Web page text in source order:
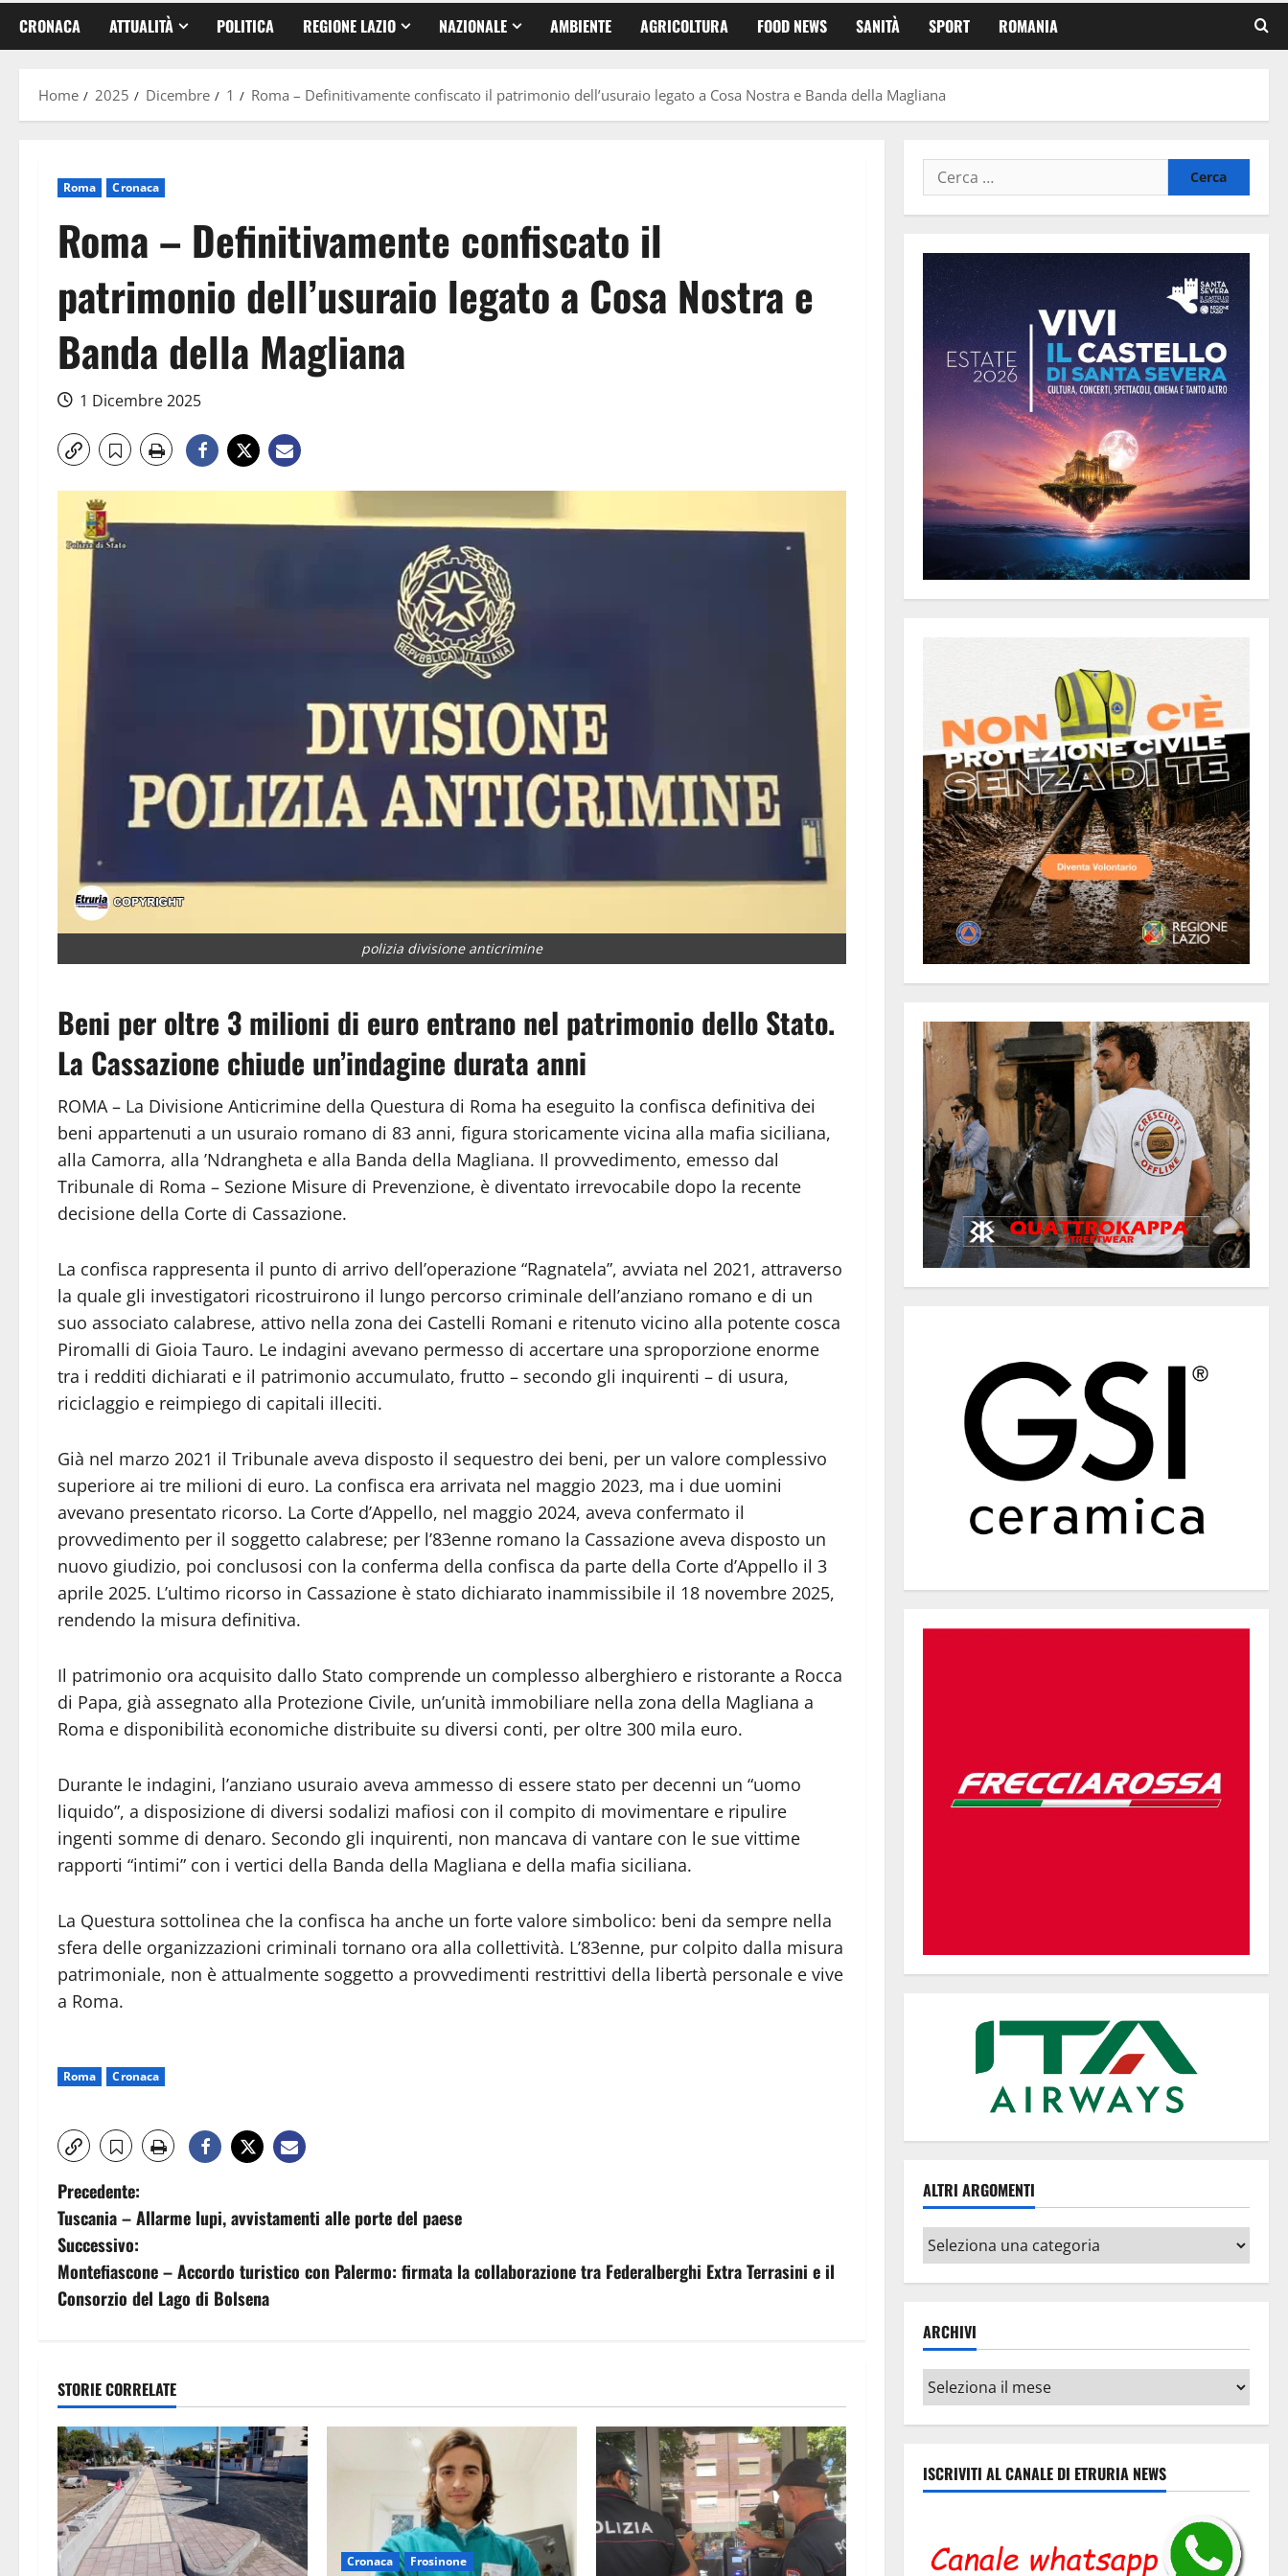
CRONACA ATTUALITÀ POLITICA REGIONE LAZIO NAZIONALE AMBIENTE AGRICOLTURA FOOD NEWS SANITÀ SPORT ROMANIA
Home 2025 Dicembre 1 Roma – Definitivamente confiscato il patrimonio dell’usuraio legato a Cosa Nostra e Banda della Magliana
Roma Cronaca
Roma – Definitivamente confiscato il
patrimonio dell’usuraio legato a Cosa Nostra e
Banda della Magliana
1 Dicembre 2025
polizia divisione anticrimine
Beni per oltre 3 milioni di euro entrano nel patrimonio dello Stato.
La Cassazione chiude un’indagine durata anni
ROMA – La Divisione Anticrimine della Questura di Roma ha eseguito la confisca definitiva dei
beni appartenuti a un usuraio romano di 83 anni, figura storicamente vicina alla mafia siciliana,
alla Camorra, alla ’Ndrangheta e alla Banda della Magliana. Il provvedimento, emesso dal
Tribunale di Roma – Sezione Misure di Prevenzione, è diventato irrevocabile dopo la recente
decisione della Corte di Cassazione.
La confisca rappresenta il punto di arrivo dell’operazione “Ragnatela”, avviata nel 2021, attraverso
la quale gli investigatori ricostruirono il lungo percorso criminale dell’anziano romano e di un
suo associato calabrese, attivo nella zona dei Castelli Romani e ritenuto vicino alla potente cosca
Piromalli di Gioia Tauro. Le indagini avevano permesso di accertare una sproporzione enorme
tra i redditi dichiarati e il patrimonio accumulato, frutto – secondo gli inquirenti – di usura,
riciclaggio e reimpiego di capitali illeciti.
Già nel marzo 2021 il Tribunale aveva disposto il sequestro dei beni, per un valore complessivo
superiore ai tre milioni di euro. La confisca era arrivata nel maggio 2023, ma i due uomini
avevano presentato ricorso. La Corte d’Appello, nel maggio 2024, aveva confermato il
provvedimento per il soggetto calabrese; per l’83enne romano la Cassazione aveva disposto un
nuovo giudizio, poi conclusosi con la conferma della confisca da parte della Corte d’Appello il 3
aprile 2025. L’ultimo ricorso in Cassazione è stato dichiarato inammissibile il 18 novembre 2025,
rendendo la misura definitiva.
Il patrimonio ora acquisito dallo Stato comprende un complesso alberghiero e ristorante a Rocca
di Papa, già assegnato alla Protezione Civile, un’unità immobiliare nella zona della Magliana a
Roma e disponibilità economiche distribuite su diversi conti, per oltre 300 mila euro.
Durante le indagini, l’anziano usuraio aveva ammesso di essere stato per decenni un “uomo
liquido”, a disposizione di diversi sodalizi mafiosi con il compito di movimentare e ripulire
ingenti somme di denaro. Secondo gli inquirenti, non mancava di vantare con le sue vittime
rapporti “intimi” con i vertici della Banda della Magliana e della mafia siciliana.
La Questura sottolinea che la confisca ha anche un forte valore simbolico: beni da sempre nella
sfera delle organizzazioni criminali tornano ora alla collettività. L’83enne, pur colpito dalla misura
patrimoniale, non è attualmente soggetto a provvedimenti restrittivi della libertà personale e vive
a Roma.
Roma Cronaca
N
a
v
i
a
z
i
o
n
Precedente:
Tuscania – Allarme lupi, avvistamenti alle porte del paese
Successivo:
Montefiascone – Accordo turistico con Palermo: firmata la collaborazione tra Federalberghi Extra Terrasini e il
Consorzio del Lago di Bolsena
STORIE CORRELATE
Cronaca Frosinone
Ricerca
per:
ALTRI ARGOMENTI
Altri
argomenti
ARCHIVI
Archivi
ISCRIVITI AL CANALE DI ETRURIA NEWS